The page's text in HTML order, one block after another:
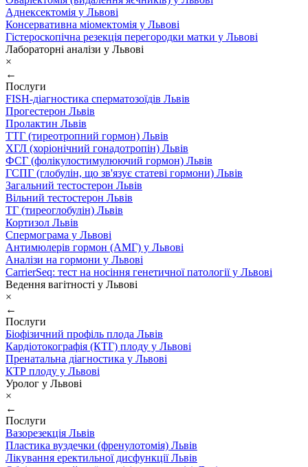
Аднексектомія у Львові
Консервативна міомектомія у Львові
Гістероскопічна резекція перегородки матки у Львові
Лабораторні аналізи у Львові
×
←
Послуги
FISH-діагностика сперматозоїдів Львів
Прогестерон Львів
Пролактин Львів
ТТГ (тиреотропний гормон) Львів
ХГЛ (хоріонічний гонадотропін) Львів
ФСГ (фолікулостимулюючий гормон) Львів
ГСПГ (глобулін, що зв'язує статеві гормони) Львів
Загальний тестостерон Львів
Вільний тестостерон Львів
ТГ (тиреоглобулін) Львів
Кортизол Львів
Спермограма у Львові
Антимюлерів гормон (АМГ) у Львові
Аналізи на гормони у Львові
CarrierSeq: тест на носіння генетичної патології у Львові
Ведення вагітності у Львові
×
←
Послуги
Біофізичний профіль плода Львів
Кардіотокографія (КТГ) плоду у Львові
Пренатальна діагностика у Львові
КТР плоду у Львові
Уролог у Львові
×
←
Послуги
Вазорезекція Львів
Пластика вуздечки (френулотомія) Львів
Лікування еректильної дисфункції Львів